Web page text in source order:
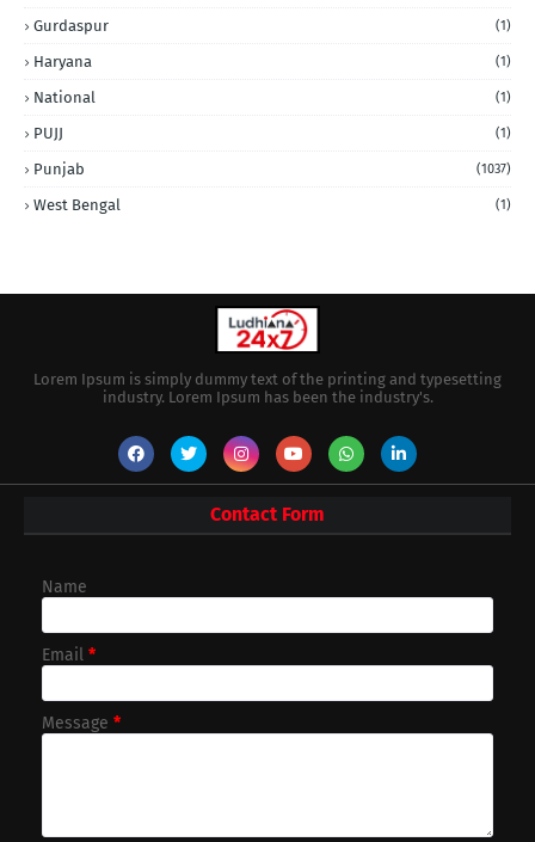
Gurdaspur (1)
Haryana (1)
National (1)
PUJJ (1)
Punjab (1037)
West Bengal (1)
Lorem Ipsum is simply dummy text of the printing and typesetting
industry. Lorem Ipsum has been the industry's.
Contact Form
Name
Email *
Message *